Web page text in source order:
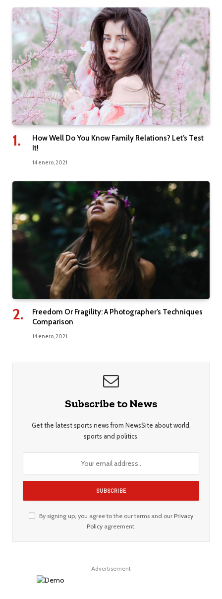
How Well Do You Know Family Relations? Let’s Test
It!
14 enero, 2021
Freedom Or Fragility: A Photographer’s Techniques
Comparison
14 enero, 2021
Subscribe to News
Get the latest sports news from NewsSite about world,
sports and politics.
By signing up, you agree to the our terms and our Privacy
Policyagreement.
Advertisement